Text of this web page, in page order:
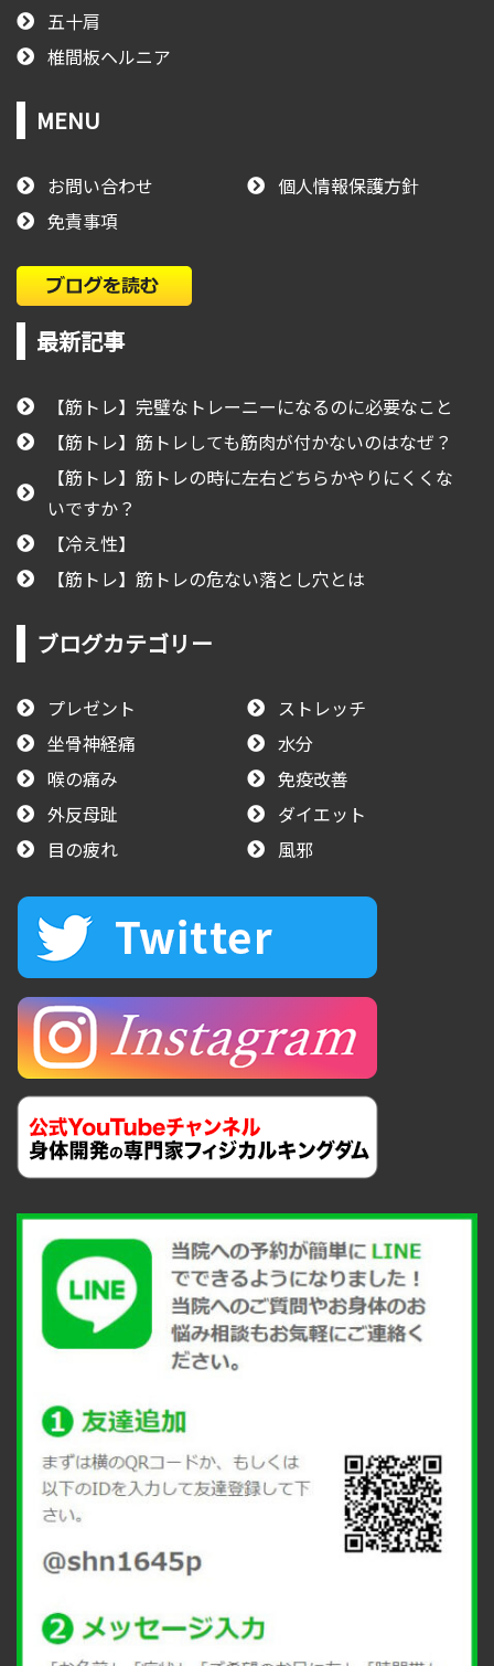
五十肩
椎間板ヘルニア
MENU
お問い合わせ
個人情報保護方針
免責事項
最新記事
【筋トレ】完璧なトレーニーになるのに必要なこと
【筋トレ】筋トレしても筋肉が付かないのはなぜ？
【筋トレ】筋トレの時に左右どちらかやりにくくな
いですか？
【冷え性】
【筋トレ】筋トレの危ない落とし穴とは
ブログカテゴリー
プレゼント
ストレッチ
坐骨神経痛
水分
喉の痛み
免疫改善
外反母趾
ダイエット
目の疲れ
風邪